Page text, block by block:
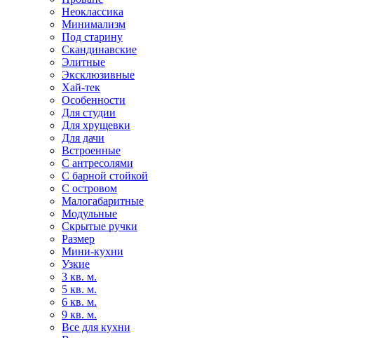
Неоклассика
Минимализм
Под старину
Скандинавские
Элитные
Эксклюзивные
Хай-тек
Особенности
Для студии
Для хрущевки
Для дачи
Встроенные
С антресолями
С барной стойкой
С островом
Малогабаритные
Модульные
Скрытые ручки
Размер
Мини-кухни
Узкие
3 кв. м.
5 кв. м.
6 кв. м.
9 кв. м.
Все для кухни